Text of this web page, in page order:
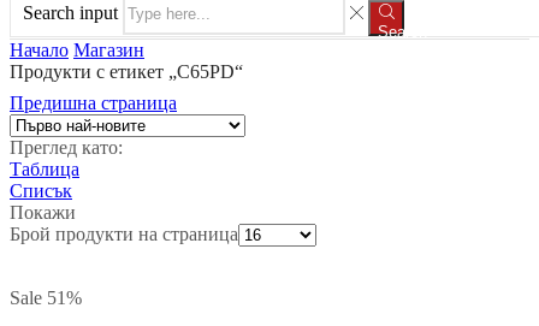
Search input
Search
Начало Магазин
Продукти с етикет „C65PD“
Предишна страница
Преглед като:
Таблица
Списък
Покажи
Брой продукти на страница
Sale 51%